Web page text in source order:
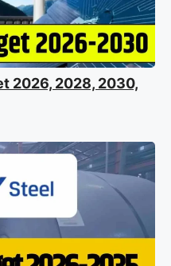
2026, 2028, 2030,